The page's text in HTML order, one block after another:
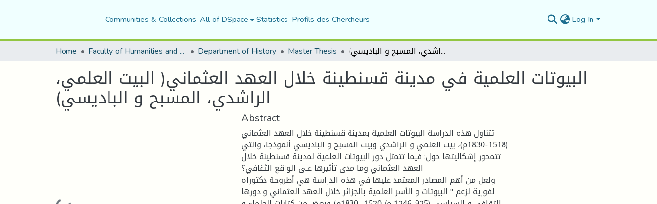
Communities & Collections All of DSpace Statistics Profils des Chercheurs Log In
Home Faculty of Humanities and Social Sciences Department of History Master Thesis البيوتات العلمية في مدينة قسنطينة خلال العهد العثماني( البيت العلمي، الراشدي، المسبح و الباديسي)
البيوتات العلمية في مدينة قسنطينة خلال العهد العثماني( البيت العلمي،
الراشدي، المسبح و الباديسي)
Abstract
تتناول هذه الدراسة البيوتات العلمية بمدينة قسنطينة خلال العهد العثماني
(1518-1830م)، بيت العلمي و الراشدي وبيت المسبح و الباديسي أنموذجا، والتي
تتمحور إشكاليتها حول: فيما تتمثل دور البيوتات العلمية لمدينة قسنطينة خلال
العهد العثماني وما مدى تأثيرها على الواقع الثقافي؟
ولعل من أهم المصادر المعتمد عليها في هذه الدراسة هي أطروحة دكتوراه
لفوزية لزعم " البيوتات و الأسر العلمية بالجزائر خلال العهد العثماني و دورها